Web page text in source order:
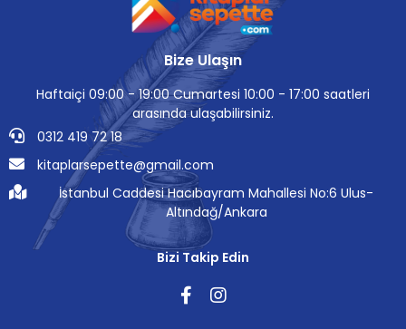
Bize Ulaşın
Haftaiçi 09:00 - 19:00 Cumartesi 10:00 - 17:00 saatleri
arasında ulaşabilirsiniz.
0312 419 72 18
kitaplarsepette@gmail.com
İstanbul Caddesi Hacıbayram Mahallesi No:6 Ulus-
Altındağ/Ankara
Bizi Takip Edin